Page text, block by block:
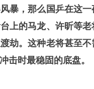
暴，那么国乒在这
上的马龙、许昕等
劫。这种老将甚至
击时最稳固的底盘。